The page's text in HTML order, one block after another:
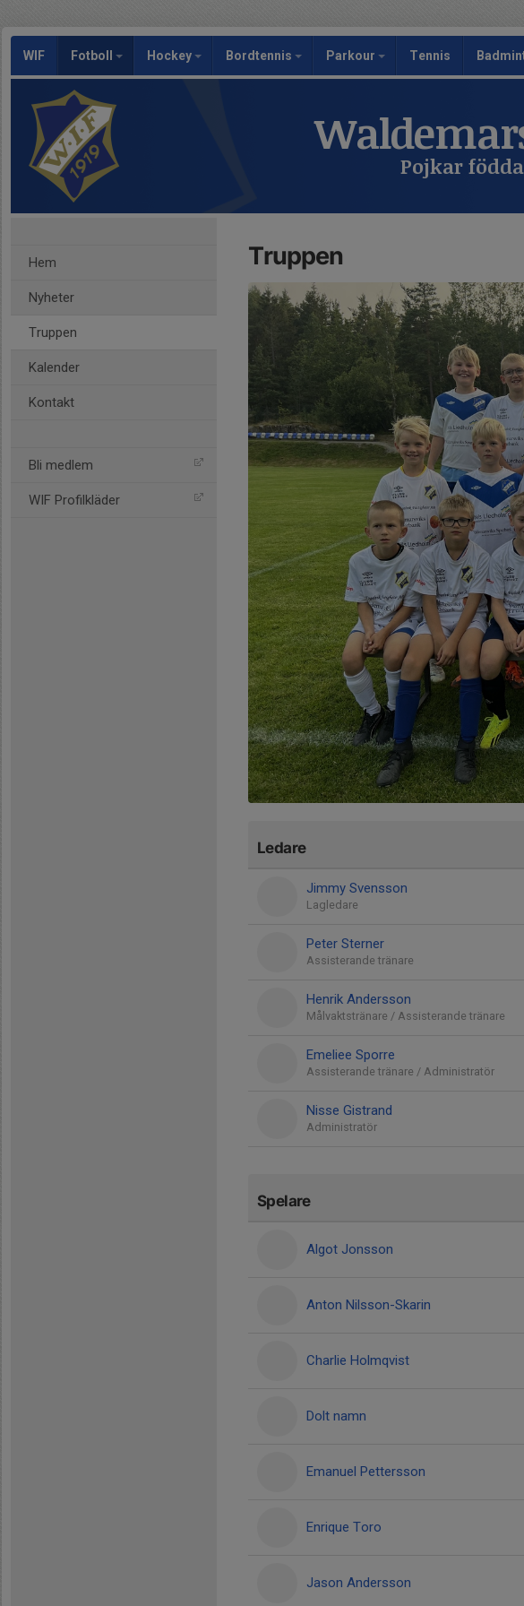
WIF Fotboll Hockey Bordtennis Parkour Tennis
Pojkar födda
Hem
Nyheter
Truppen
Kalender
Kontakt
Bli medlem
WIF Profilkläder
Truppen
Ledare
Jimmy Svensson
Lagledare
Peter Sterner
Assisterande tränare
Henrik Andersson
Målvaktstränare / Assisterande tränare
Emeliee Sporre
Assisterande tränare / Administratör
Nisse Gistrand
Administratör
Spelare
Algot Jonsson
Anton Nilsson-Skarin
Charlie Holmqvist
Dolt namn
Emanuel Pettersson
Enrique Toro
Jason Andersson